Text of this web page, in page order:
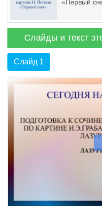
«Первый
Слайды и текст
Слайд 1